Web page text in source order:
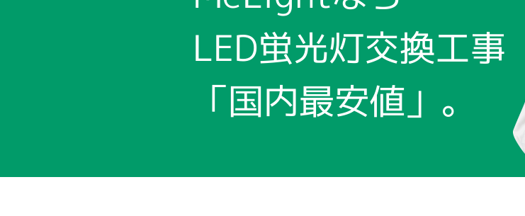
LED蛍光灯交換工事
「国内最安値」。